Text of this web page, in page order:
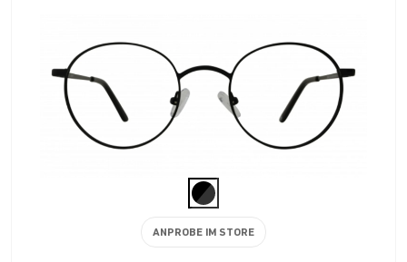
ANPROBE IM STORE